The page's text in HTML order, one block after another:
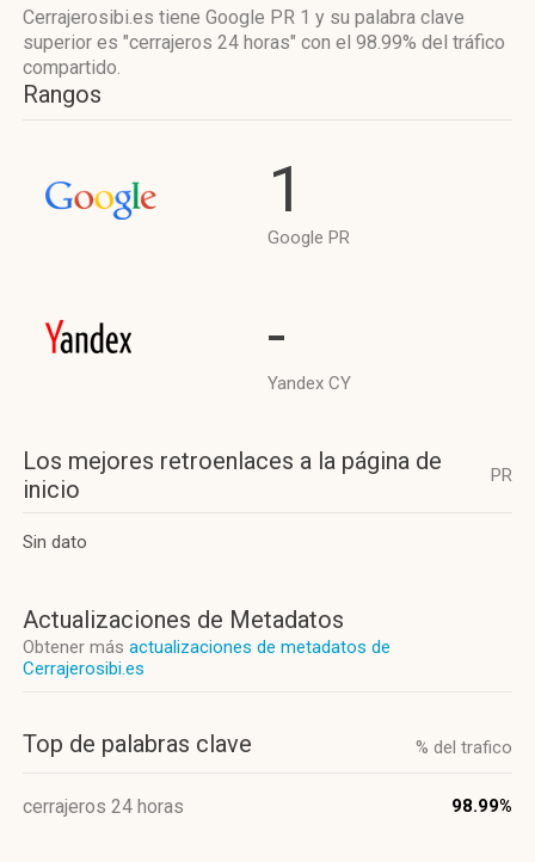
Cerrajerosibi.es tiene Google PR 1 y su palabra clave
superior es "cerrajeros 24 horas" con el 98.99% del tráfico
compartido.
Rangos
1
Google PR
-
Yandex CY
Los mejores retroenlaces a la página de
inicio
PR
Sin dato
Actualizaciones de Metadatos
Obtener más actualizaciones de metadatos de
Cerrajerosibi.es
Top de palabras clave % del trafico
cerrajeros 24 horas 98.99%